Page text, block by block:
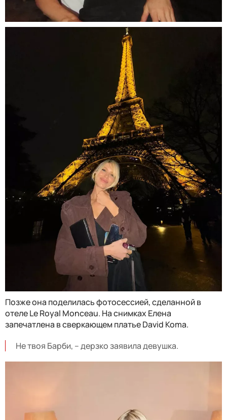
Позже она поделилась фотосессией, сделанной в
отеле Le Royal Monceau. На снимках Елена
запечатлена в сверкающем платье David Koma.
Не твоя Барби, – дерзко заявила девушка.